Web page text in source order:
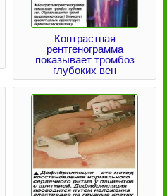
Контрастная
рентгенограмма
показывает тромбоз
глубоких вен